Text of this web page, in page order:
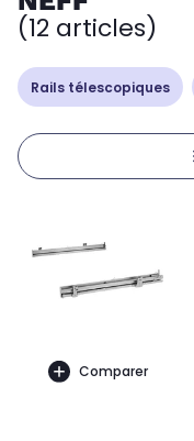
(12 articles)
Rails télescopiques
Comparer